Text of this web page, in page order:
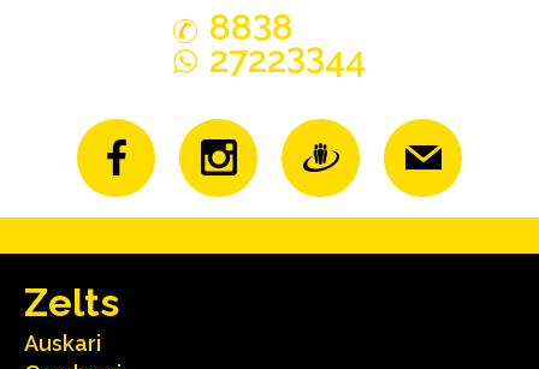
8838
27223344
Zelts
Auskari